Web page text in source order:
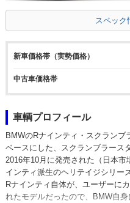
スペック
新車価格帯（実勢価格）
中古車価格帯
車輌プロフィール
BMWのRナインティ・スクラン
ベースにした、スクランブラース
2016年10月に発売された（日本
インティ派生のヘリテイジシリー
Rナインティ自体が、ユーザーに
れたモデルだったので、BMW自